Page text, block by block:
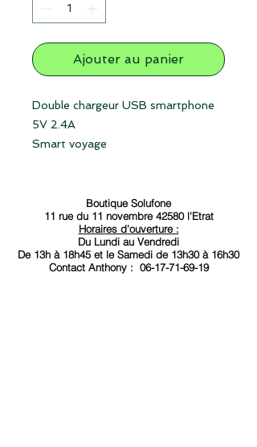
Ajouter au panier
Double chargeur USB smartphone
5V 2.4A
Smart voyage
Boutique Solufone
11 rue du 11 novembre 42580 l'Etrat
Horaires d'ouverture :
Du Lundi au Vendredi
De 13h à 18h45 et le Samedi de 13h30 à 16h30
Contact Anthony : 06-17-71-69-19